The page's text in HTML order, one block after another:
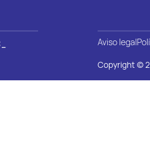
Aviso legal
Copyright ©